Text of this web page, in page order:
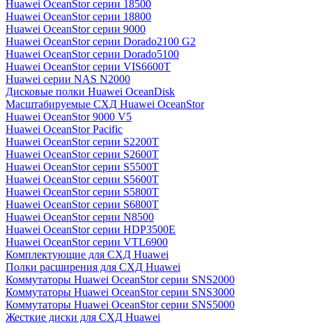
Huawei OceanStor серии 18500
Huawei OceanStor серии 18800
Huawei OceanStor серии 9000
Huawei OceanStor серии Dorado2100 G2
Huawei OceanStor серии Dorado5100
Huawei OceanStor серии VIS6600T
Huawei серии NAS N2000
Дисковые полки Huawei OceanDisk
Масштабируемые СХД Huawei OceanStor
Huawei OceanStor 9000 V5
Huawei OceanStor Pacific
Huawei OceanStor серии S2200T
Huawei OceanStor серии S2600T
Huawei OceanStor серии S5500T
Huawei OceanStor серии S5600T
Huawei OceanStor серии S5800T
Huawei OceanStor серии S6800T
Huawei OceanStor серии N8500
Huawei OceanStor серии HDP3500E
Huawei OceanStor серии VTL6900
Комплектующие для СХД Huawei
Полки расширения для СХД Huawei
Коммутаторы Huawei OceanStor серии SNS2000
Коммутаторы Huawei OceanStor серии SNS3000
Коммутаторы Huawei OceanStor серии SNS5000
Жесткие диски для СХД Huawei